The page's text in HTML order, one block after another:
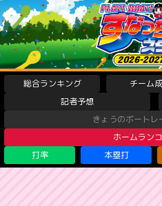
総合ランキング チーム
記者予想
きょうのボートレ
ホームラン
打率
本塁打